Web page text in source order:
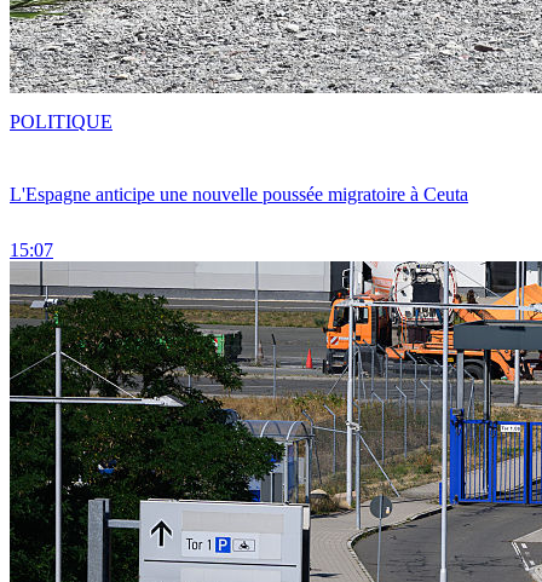
L'Espagne anticipe une nouvelle poussée migratoire à Ceuta
15:07
POLITIQUE